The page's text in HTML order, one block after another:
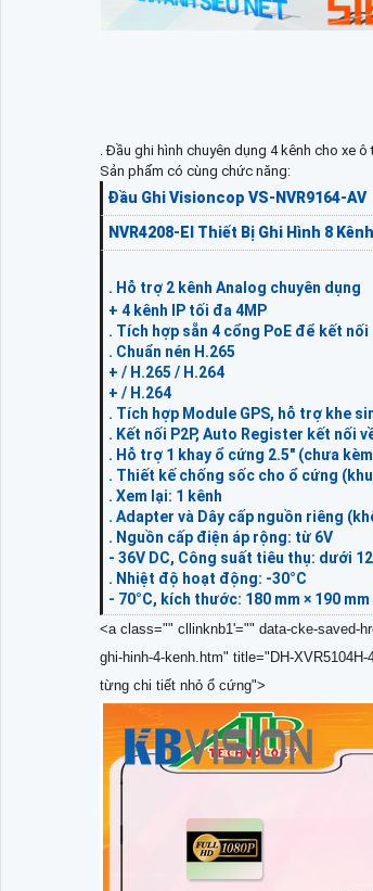
. Đầu ghi hình chuyên dụng 4 kênh cho xe ô
Sản phẩm có cùng chức năng:
Đầu Ghi Visioncop VS-NVR9164-AV
NVR4208-EI Thiết Bị Ghi Hình 8
. Hỗ trợ 2 kênh Analog chuyên dụng
+ 4 kênh IP tối đa 4MP
. Tích hợp sẵn 4 cổng PoE để kết nối
. Chuẩn nén H.265
+ / H.265 / H.264
+ / H.264
. Tích hợp Module GPS, hỗ trợ khe
. Kết nối P2P, Auto Register kết nối
. Hỗ trợ 1 khay ổ cứng 2.5" (chưa
. Thiết kế chống sốc cho ổ cứng
. Xem lại: 1 kênh
. Adapter và Dây cấp nguồn riêng
. Nguồn cấp điện áp rộng: từ 6V
- 36V DC, Công suất tiêu thụ: dưới
. Nhiệt độ hoạt động: -30°C
- 70°C, kích thước: 180 mm × 190
<a class="" cllinknb1'="" data-cke-saved-
ghi-hinh-4-kenh.htm" title="DH-
từng chi tiết nhỏ ổ cứng">